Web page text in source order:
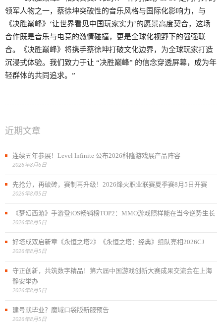
领军人物之一，蔡徐坤突破性的音乐风格与国际化影响力，与
《决胜巅峰》‘让世界看见中国玩家实力’的愿景高度契合，这场
合作既是音乐与电竞的激情碰撞，更是全球化视野下的强强联
合。《决胜巅峰》将携手蔡徐坤打破文化边界，为全球玩家打造
沉浸式体验。我们致力于让 “决胜巅峰” 的信念穿透屏幕，成为年
轻群体的共同追求。”
近期文章
连续五年参展！Level Infinite 公布2026科隆游戏展产品阵容
2026年8月6日
先抢分，再破砖，赛制再升级！2026烽火职业联赛夏季赛8月5日开赛
2026年8月5日
《梦幻西游》手游登iOS畅销榜TOP2：MMO游戏照样能在当今逆势生长
2026年8月5日
好塔成双启新章《永恒之塔2》《永恒之塔：经典》组队亮相2026CJ
2026年8月5日
守正创新，共筑数字精品！第六届中国游戏创新大赛成果交流会在上海
静安举办
2026年8月5日
建号就毕业？魔域口袋版新服预告
2026年8月5日